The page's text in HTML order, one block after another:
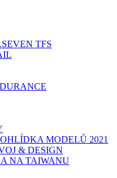
TFS
MODELŮ 2021
& DESIGN
NA TAIWANU